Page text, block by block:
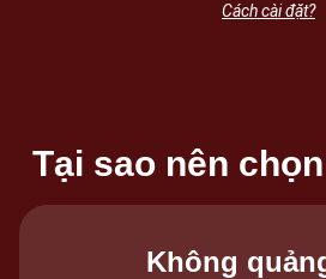
Cách cài đặt?
Tại sao nên
Không